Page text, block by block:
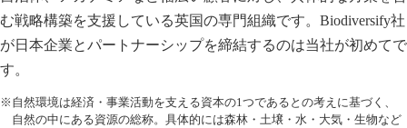
む戦略構築を支援している英国の専門組織です。Biodiversify社
が日本企業とパートナーシップを締結するのは当社が初めてで
す。
※自然環境は経済・事業活動を支える資本の1つであるとの考えに基づく、
自然の中にある資源の総称。具体的には森林・土壌・水・大気・生物など